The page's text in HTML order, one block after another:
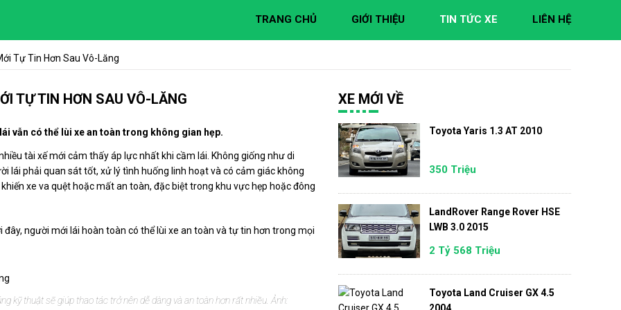
TRANG CHỦ GIỚI THIỆU TIN TỨC XE LIÊN HỆ
Tự Tin Hơn Sau Vô-Lăng
TỰ TIN HƠN SAU VÔ-LĂNG
vẫn có thể lùi xe an toàn trong không gian hẹp.
tài xế mới cảm thấy áp lực nhất khi cầm lái. Không giống như di
lái phải quan sát tốt, xử lý tình huống linh hoạt và có cảm giác không
xe va quệt hoặc mất an toàn, đặc biệt trong khu vực hẹp hoặc đông
người mới lái hoàn toàn có thể lùi xe an toàn và tự tin hơn trong mọi
kỹ thuật sẽ giúp thao tác trở nên dễ dàng và an toàn hơn rất nhiều. Ảnh:
XE MỚI VỀ
Toyota Yaris 1.3 AT 2010
350 Triệu
LandRover Range Rover HSE
LWB 3.0 2015
2 Tỷ 568 Triệu
Toyota Land Cruiser GX 4.5
2004